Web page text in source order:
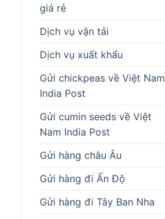
giá rẻ
Dịch vụ vận tải
Dịch vụ xuất khẩu
Gửi chickpeas về Việt Nam
India Post
Gửi cumin seeds về Việt
Nam India Post
Gửi hàng châu Âu
Gửi hàng đi Ấn Độ
Gửi hàng đi Tây Ban Nha